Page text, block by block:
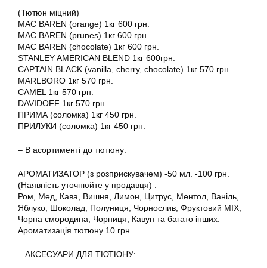
(Тютюн міцний)
MAC BAREN (orange) 1кг 600 грн.
MAC BAREN (prunes) 1кг 600 грн.
MAC BAREN (chocolate) 1кг 600 грн.
STANLEY AMERICAN BLEND 1кг 600грн.
CAPTAIN BLACK (vanilla, cherry, chocolate) 1кг 570 грн.
MARLBORO 1кг 570 грн.
CAMEL 1кг 570 грн.
DAVIDOFF 1кг 570 грн.
ПРИМА (соломка) 1кг 450 грн.
ПРИЛУКИ (соломка) 1кг 450 грн.
– В асортименті до тютюну:
АРОМАТИЗАТОР (з розприскувачем) -50 мл. -100 грн.
(Наявність уточнюйте у продавця) :
Ром, Мед, Кава, Вишня, Лимон, Цитрус, Ментол, Ваніль,
Яблуко, Шоколад, Полуниця, Чорнослив, Фруктовий MIX,
Чорна смородина, Чорниця, Кавун та багато інших.
Ароматизація тютюну 10 грн.
– АКСЕСУАРИ ДЛЯ ТЮТЮНУ: